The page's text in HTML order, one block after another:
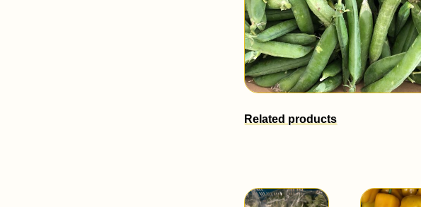
Related products